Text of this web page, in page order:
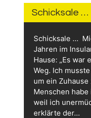
Schicksale …
Schicksale …
Jahren im
Hause: „Es war
Weg. Ich
um ein
Menschen
weil ich
erklärte der…